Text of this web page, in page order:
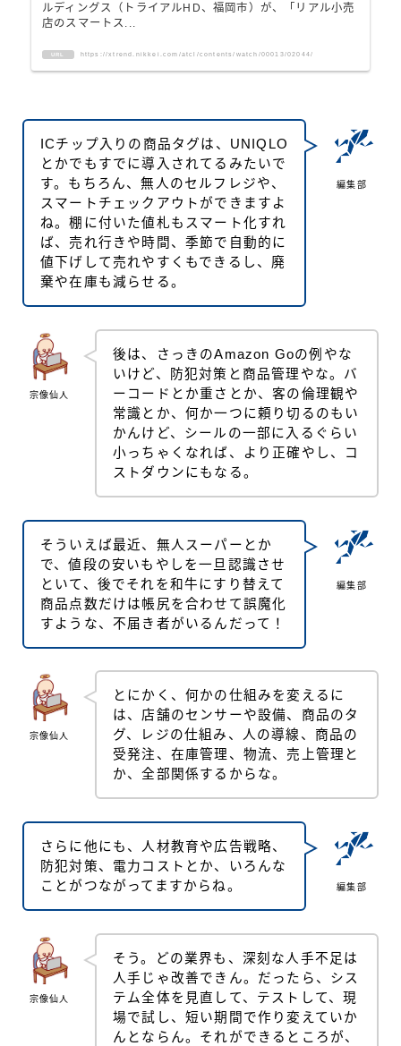
ルディングス（トライアルHD、福岡市）が、「リアル小売
店のスマートス...
URL https://xtrend.nikkei.com/atcl/contents/watch/00013/02044/
編集部
ICチップ入りの商品タグは、UNIQLO
とかでもすでに導入されてるみたいで
す。もちろん、無人のセルフレジや、
スマートチェックアウトができますよ
ね。棚に付いた値札もスマート化すれ
ば、売れ行きや時間、季節で自動的に
値下げして売れやすくもできるし、廃
棄や在庫も減らせる。
宗像仙人
後は、さっきのAmazon Goの例やな
いけど、防犯対策と商品管理やな。バ
ーコードとか重さとか、客の倫理観や
常識とか、何か一つに頼り切るのもい
かんけど、シールの一部に入るぐらい
小っちゃくなれば、より正確やし、コ
ストダウンにもなる。
編集部
そういえば最近、無人スーパーとか
で、値段の安いもやしを一旦認識させ
といて、後でそれを和牛にすり替えて
商品点数だけは帳尻を合わせて誤魔化
すような、不届き者がいるんだって！
宗像仙人
とにかく、何かの仕組みを変えるに
は、店舗のセンサーや設備、商品のタ
グ、レジの仕組み、人の導線、商品の
受発注、在庫管理、物流、売上管理と
か、全部関係するからな。
編集部
さらに他にも、人材教育や広告戦略、
防犯対策、電力コストとか、いろんな
ことがつながってますからね。
宗像仙人
そう。どの業界も、深刻な人手不足は
人手じゃ改善できん。だったら、シス
テム全体を見直して、テストして、現
場で試し、短い期間で作り変えていか
んとならん。それができるところが、